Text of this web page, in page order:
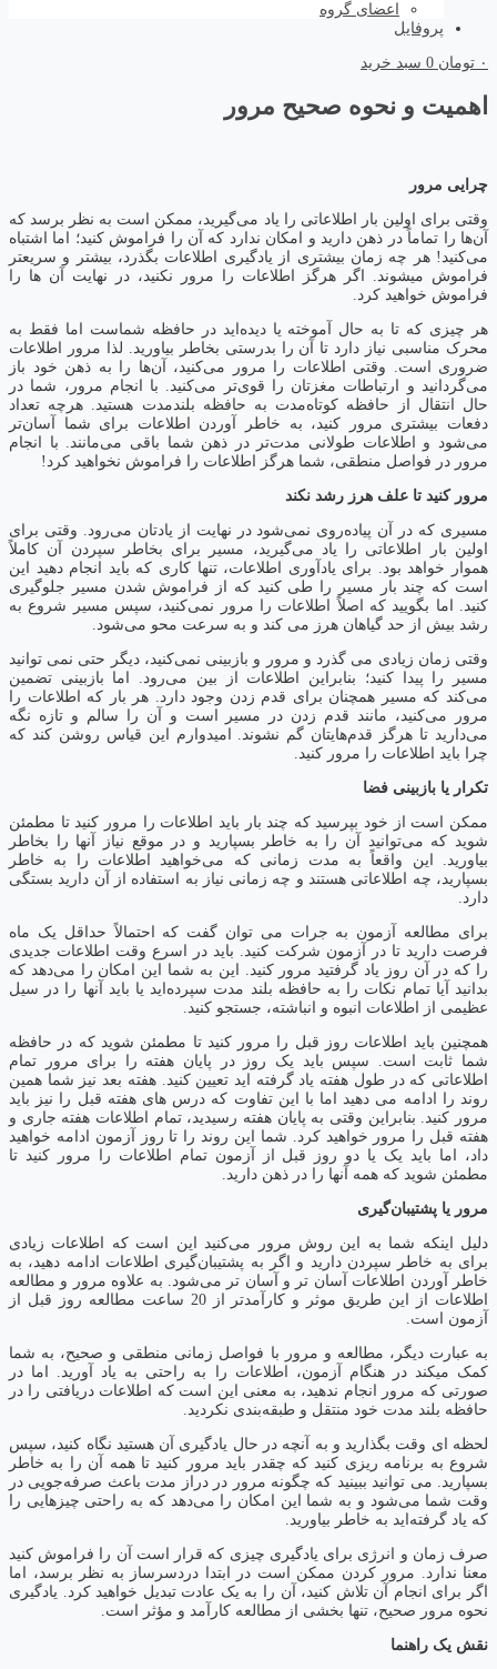
اعضای گروه
پروفایل
۰ تومان 0 سبد خرید
اهمیت و نحوه صحیح مرور
چرایی مرور
وقتی برای اولین بار اطلاعاتی را یاد می‌گیرید، ممکن است به نظر برسد که
آن‌ها را تماماً در ذهن دارید و امکان ندارد که آن را فراموش کنید؛ اما اشتباه
می‌کنید! هر چه زمان بیشتری از یادگیری اطلاعات بگذرد، بیشتر و سریعتر
فراموش میشوند. اگر هرگز اطلاعات را مرور نکنید، در نهایت آن ها را
فراموش خواهید کرد.
هر چیزی که تا به حال آموخته یا دیده‌اید در حافظه شماست اما فقط به
محرک مناسبی نیاز دارد تا آن را بدرستی بخاطر بیاورید. لذا مرور اطلاعات
ضروری است. وقتی اطلاعات را مرور می‌کنید، آن‌ها را به ذهن خود باز
می‌گردانید و ارتباطات مغزتان را قوی‌تر می‌کنید. با انجام مرور، شما در
حال انتقال از حافظه کوتاه‌مدت به حافظه بلند‌مدت هستید. هرچه تعداد
دفعات بیشتری مرور کنید، به خاطر آوردن اطلاعات برای شما آسان‌تر
می‌شود و اطلاعات طولانی مدت‌تر در ذهن شما باقی می‌مانند. با انجام
مرور در فواصل منطقی، شما هرگز اطلاعات را فراموش نخواهید کرد!
مرور کنید تا علف هرز رشد نکند
مسیری که در آن پیاده‌روی نمی‌شود در نهایت از یادتان می‌رود. وقتی برای
اولین بار اطلاعاتی را یاد می‌گیرید، مسیر برای بخاطر سپردن آن کاملاً
هموار خواهد بود. برای یادآوری اطلاعات، تنها کاری که باید انجام دهید این
است که چند بار مسیر را طی کنید که از فراموش شدن مسیر جلوگیری
کنید. اما بگویید که اصلاً اطلاعات را مرور نمی‌کنید، سپس مسیر شروع به
رشد بیش از حد گیاهان هرز می کند و به سرعت محو می‌شود.
وقتی زمان زیادی می گذرد و مرور و بازبینی نمی‌کنید، دیگر حتی نمی توانید
مسیر را پیدا کنید؛ بنابراین اطلاعات از بین می‌رود. اما بازبینی تضمین
می‌کند که مسیر همچنان برای قدم زدن وجود دارد. هر بار که اطلاعات را
مرور می‌کنید، مانند قدم زدن در مسیر است و آن را سالم و تازه نگه
می‌دارید تا هرگز قدم‌هایتان گم نشوند. امیدوارم این قیاس روشن کند که
چرا باید اطلاعات را مرور کنید.
تکرار یا بازبینی فضا
ممکن است از خود بپرسید که چند بار باید اطلاعات را مرور کنید تا مطمئن
شوید که می‌توانید آن را به خاطر بسپارید و در موقع نیاز آنها را بخاطر
بیاورید. این واقعاً به مدت زمانی که می‌خواهید اطلاعات را به خاطر
بسپارید، چه اطلاعاتی هستند و چه زمانی نیاز به استفاده از آن دارید بستگی
دارد.
برای مطالعه آزمون به جرات می توان گفت که احتمالاً حداقل یک ماه
فرصت دارید تا در آزمون شرکت کنید. باید در اسرع وقت اطلاعات جدیدی
را که در آن روز یاد گرفتید مرور کنید. این به شما این امکان را می‌دهد که
بدانید آیا تمام نکات را به حافظه بلند مدت سپرده‌اید یا باید آنها را در سیل
عظیمی از اطلاعات انبوه و انباشته، جستجو کنید.
همچنین باید اطلاعات روز قبل را مرور کنید تا مطمئن شوید که در حافظه
شما ثابت است. سپس باید یک روز در پایان هفته را برای مرور تمام
اطلاعاتی که در طول هفته یاد گرفته اید تعیین کنید. هفته بعد نیز شما همین
روند را ادامه می دهید اما با این تفاوت که درس های هفته قبل را نیز باید
مرور کنید. بنابراین وقتی به پایان هفته رسیدید، تمام اطلاعات هفته جاری و
هفته قبل را مرور خواهید کرد. شما این روند را تا روز آزمون ادامه خواهید
داد، اما باید یک یا دو روز قبل از آزمون تمام اطلاعات را مرور کنید تا
مطمئن شوید که همه آنها را در ذهن دارید.
مرور یا پشتیبان‌گیری
دلیل اینکه شما به این روش مرور می‌کنید این است که اطلاعات زیادی
برای به خاطر سپردن دارید و اگر به پشتیبان‌گیری اطلاعات ادامه دهید، به
خاطر آوردن اطلاعات آسان تر و آسان تر می‌شود. به علاوه مرور و مطالعه
اطلاعات از این طریق موثر و کارآمدتر از 20 ساعت مطالعه روز قبل از
آزمون است.
به عبارت دیگر، مطالعه و مرور با فواصل زمانی منطقی و صحیح، به شما
کمک میکند در هنگام آزمون، اطلاعات را به راحتی به یاد آورید. اما در
صورتی که مرور انجام ندهید، به معنی این است که اطلاعات دریافتی را در
حافظه بلند مدت خود منتقل و طبقه‌بندی نکردید.
لحظه ای وقت بگذارید و به آنچه در حال یادگیری آن هستید نگاه کنید، سپس
شروع به برنامه ریزی کنید که چقدر باید مرور کنید تا همه آن را به خاطر
بسپارید. می توانید ببینید که چگونه مرور در دراز مدت باعث صرفه‌جویی در
وقت شما می‌شود و به شما این امکان را می‌دهد که به راحتی چیزهایی را
که یاد گرفته‌اید به خاطر بیاورید.
صرف زمان و انرژی برای یادگیری چیزی که قرار است آن را فراموش کنید
معنا ندارد. مرور کردن ممکن است در ابتدا دردسرساز به نظر برسد، اما
اگر برای انجام آن تلاش کنید، آن را به یک عادت تبدیل خواهید کرد. یادگیری
نحوه مرور صحیح، تنها بخشی از مطالعه کارآمد و مؤثر است.
نقش یک راهنما